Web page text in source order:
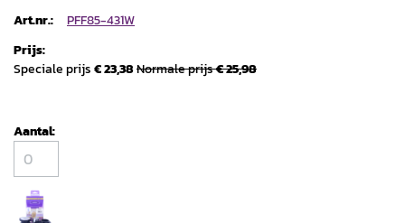
PFF85-431W
Speciale prijs€ 23,38Normale prijs€ 25,98